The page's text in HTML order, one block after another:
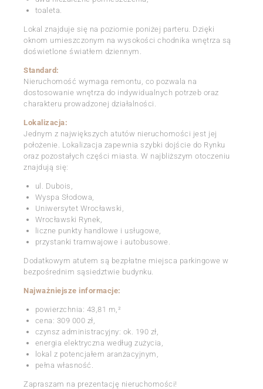
toaleta.
Lokal znajduje się na poziomie poniżej parteru. Dzięki
oknom umieszczonym na wysokości chodnika wnętrza są
doświetlone światłem dziennym.
Standard:
Nieruchomość wymaga remontu, co pozwala na
dostosowanie wnętrza do indywidualnych potrzeb oraz
charakteru prowadzonej działalności.
Lokalizacja:
Jednym z największych atutów nieruchomości jest jej
położenie. Lokalizacja zapewnia szybki dojście do Rynku
oraz pozostałych części miasta. W najbliższym otoczeniu
znajdują się:
ul. Dubois,
Wyspa Słodowa,
Uniwersytet Wrocławski,
Wrocławski Rynek,
liczne punkty handlowe i usługowe,
przystanki tramwajowe i autobusowe.
Dodatkowym atutem są bezpłatne miejsca parkingowe w
bezpośrednim sąsiedztwie budynku.
Najważniejsze informacje:
powierzchnia: 43,81 m,²
cena: 309 000 zł,
czynsz administracyjny: ok. 190 zł,
energia elektryczna według zużycia,
lokal z potencjałem aranżacyjnym,
pełna własność.
Zapraszam na prezentację nieruchomości!